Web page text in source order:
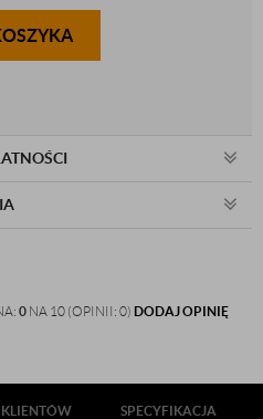
0 NA 10 (OPINII: 0) DODAJ OPINIĘ
SPECYFIKACJA